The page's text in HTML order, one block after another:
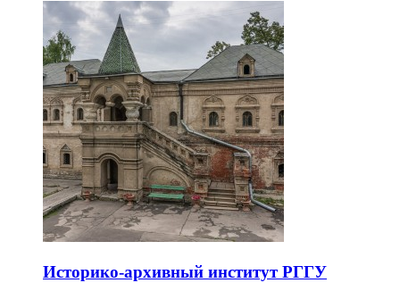
Историко-архивный институт РГГУ